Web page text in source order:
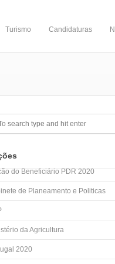
Turismo Candidaturas
do Beneficiário PDR 2020
de Planeamento e Politicas
da Agricultura
2020